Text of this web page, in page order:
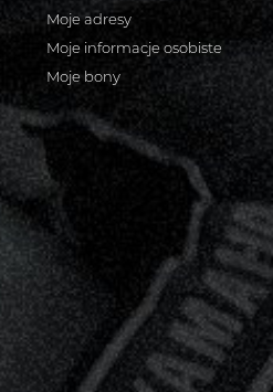
Moje adresy
Moje informacje osobiste
Moje bony